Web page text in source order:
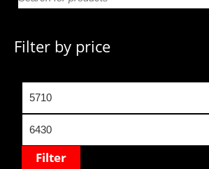
Filter by price
Filter